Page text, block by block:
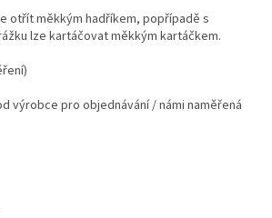
otřít měkkým hadříkem, popřípadě s
lze kartáčovat měkkým kartáčkem.
pro objednávání / námi naměřená
m 12 cm
m 13 cm
m 14,5 cm